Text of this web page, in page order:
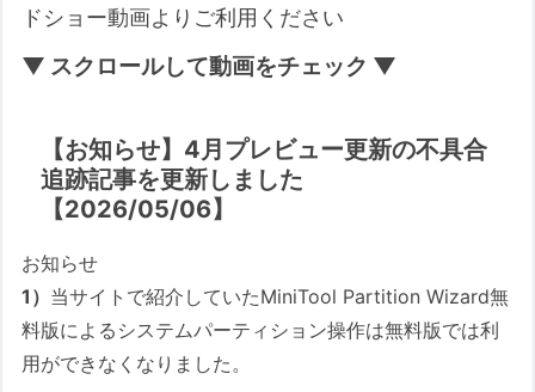
ドショー動画よりご利用ください
▼ スクロールして動画をチェック ▼
【お知らせ】4月プレビュー更新の不具合
追跡記事を更新しました
【2026/05/06】
お知らせ
1） 当サイトで紹介していたMiniTool Partition Wizard無
料版によるシステムパーティション操作は無料版では利
用ができなくなりました。